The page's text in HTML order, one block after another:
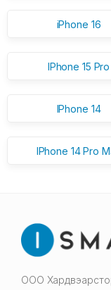
iPhone 16
IPhone 15 Pro
IPhone 14
IPhone 14 Pro
ООО